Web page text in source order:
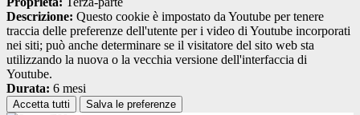
Descrizione: Questo cookie è impostato da Youtube per tenere
traccia delle preferenze dell'utente per i video di Youtube incorporati
nei siti; può anche determinare se il visitatore del sito web sta
utilizzando la nuova o la vecchia versione dell'interfaccia di
Youtube.
Durata: 6 mesi
Accetta tutti Salva le preferenze